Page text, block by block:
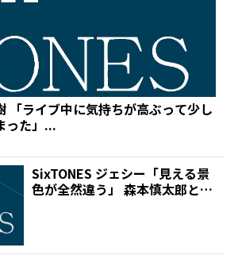
「ライブ中に気持ちが高ぶって少し
った」...
SixTONES ジェシー「見える景
色が全然違う」 森本慎太郎と2